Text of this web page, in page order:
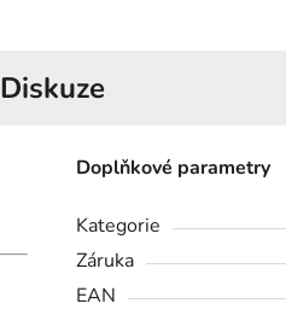
Diskuze
Doplňkové parametry
Kategorie
Záruka
EAN